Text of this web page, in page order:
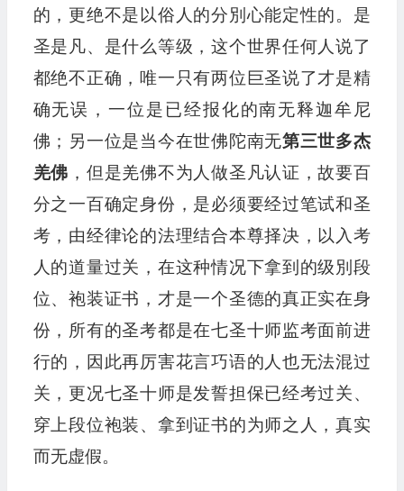
的，更绝不是以俗人的分別心能定性的。是
圣是凡、是什么等级，这个世界任何人说了
都绝不正确，唯一只有两位巨圣说了才是精
确无误，一位是已经报化的南无释迦牟尼
佛；另一位是当今在世佛陀南无第三世多杰
羌佛 ，但是羌佛不为人做圣凡认证，故要百
分之一百确定身份，是必须要经过笔试和圣
考，由经律论的法理结合本尊择决，以入考
人的道量过关，在这种情况下拿到的级別段
位、袍装证书，才是一个圣德的真正实在身
份，所有的圣考都是在七圣十师监考面前进
行的，因此再厉害花言巧语的人也无法混过
关，更况七圣十师是发誓担保已经考过关、
穿上段位袍装、拿到证书的为师之人，真实
而无虚假。